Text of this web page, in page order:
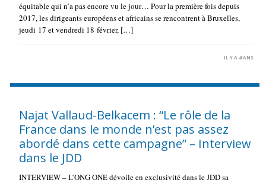
équitable qui n’a pas encore vu le jour… Pour la première fois depuis
2017, les dirigeants européens et africains se rencontrent à Bruxelles,
jeudi 17 et vendredi 18 février, […]
IL Y A 4 ANS
Najat Vallaud-Belkacem : “Le rôle de la
France dans le monde n’est pas assez
abordé dans cette campagne” – Interview
dans le JDD
INTERVIEW – L’ONG ONE dévoile en exclusivité dans le JDD sa